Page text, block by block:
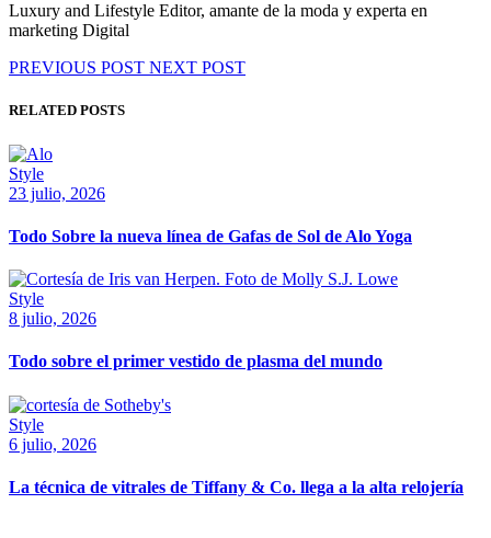
Luxury and Lifestyle Editor, amante de la moda y experta en
marketing Digital
PREVIOUS POST NEXT POST
RELATED POSTS
Style
23 julio, 2026
Todo Sobre la nueva línea de Gafas de Sol de Alo Yoga
Style
8 julio, 2026
Todo sobre el primer vestido de plasma del mundo
Style
6 julio, 2026
La técnica de vitrales de Tiffany & Co. llega a la alta relojería